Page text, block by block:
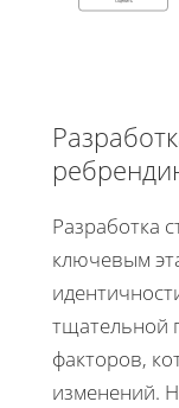
Разработка
ключевым
тщательной
факторов,
изменений.